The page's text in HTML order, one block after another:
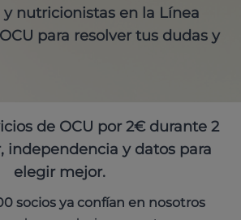
y nutricionistas en la Línea
para resolver tus dudas y
de OCU por 2€ durante 2
independencia y datos para
elegir mejor.
socios ya confían en nosotros